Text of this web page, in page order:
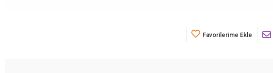
Favorilerime Ekle